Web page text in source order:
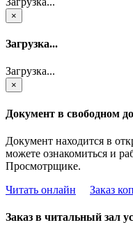
×
Загрузка...
Загрузка...
×
Документ в свободном
Документ находится в
можете ознакомиться и
Просмотрщике.
Читать онлайн
Заказ
Заказ в читальный зал